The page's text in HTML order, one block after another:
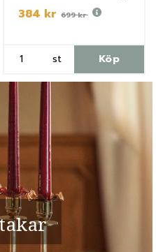
384 kr 699 kr
st Köp